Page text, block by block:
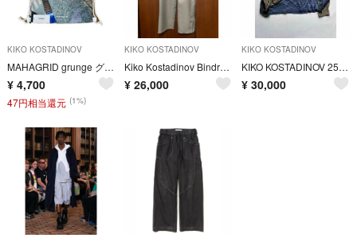
KIKO KOSTADINOV
MAHAGRID grunge グランジ Y2K ナップサック リュックサック
¥ 4,700
47円相当還元 (1%)
KIKO KOSTADINOV
Kiko Kostadinov Bindra カーゴパンツ サイズ50
¥ 26,000
KIKO KOSTADINOV
KIKO KOSTADINOV 25aw ボーダーニット
¥ 30,000